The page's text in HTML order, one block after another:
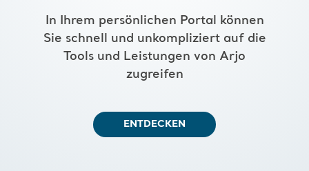
In Ihrem persönlichen Portal können
Sie schnell und unkompliziert auf die
Tools und Leistungen von Arjo
zugreifen
ENTDECKEN